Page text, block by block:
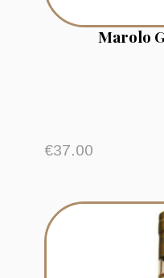
Marolo
€37.00